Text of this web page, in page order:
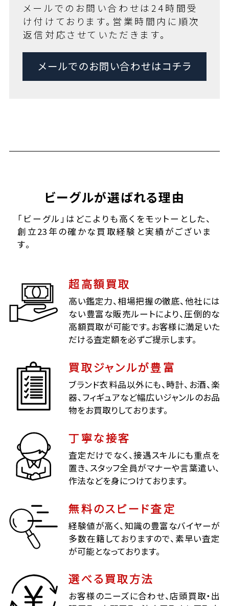
メールでのお問い合わせは24時間受
け付けております。営業時間内に順次
返信対応させていただきます。
メールでのお問い合わせはコチラ
ビーグルが選ばれる理由
「ビーグル」はどこよりも高くをモットーとした、
創立23年の確かな買取経験と実績がございま
す。
超高額買取
高い鑑定力、相場把握の徹底、他社には
ない豊富な販売ルートにより、圧倒的な
高額買取が可能です。お客様に満足いた
だける査定額を必ずご提示します。
買取ジャンルが豊富
ブランド衣料品以外にも、時計、お酒、楽
器、フィギュアなど幅広いジャンルのお品
物をお買取りしております。
丁寧な接客
査定だけでなく、接遇スキルにも重点を
置き、スタッフ全員がマナーや言葉遣い、
作法などを身につけております。
無料のスピード査定
経験値が高く、知識の豊富なバイヤーが
多数在籍しておりますので、素早い査定
が可能となっております。
選べる買取方法
お客様のニーズに合わせ、店頭買取・出